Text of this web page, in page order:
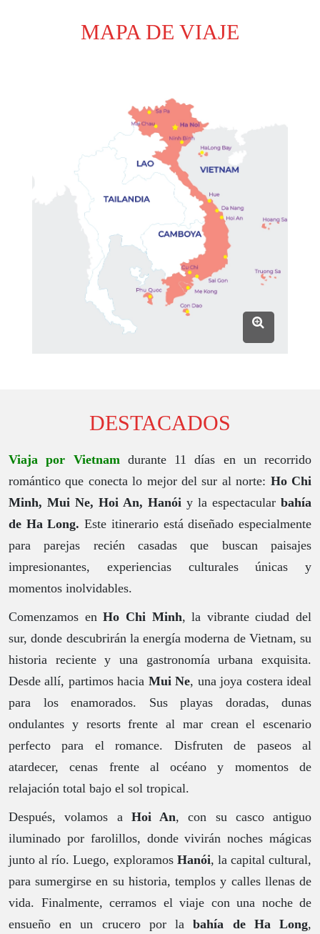
MAPA DE VIAJE
DESTACADOS
Viaja por Vietnamdurante 11 días en un recorrido
romántico que conecta lo mejor del sur al norte: Ho Chi
Minh, Mui Ne, Hoi An, Hanói y la espectacular bahía
de Ha Long. Este itinerario está diseñado especialmente
para parejas recién casadas que buscan paisajes
impresionantes, experiencias culturales únicas y
momentos inolvidables.
Comenzamos enHo Chi Minh, la vibrante ciudad del
sur, donde descubrirán la energía moderna de Vietnam, su
historia reciente y una gastronomía urbana exquisita.
Desde allí, partimos hacia Mui Ne, una joya costera ideal
para los enamorados. Sus playas doradas, dunas
ondulantes y resorts frente al mar crean el escenario
perfecto para el romance. Disfruten de paseos al
atardecer, cenas frente al océano y momentos de
relajación total bajo el sol tropical.
Después, volamos a Hoi An, con su casco antiguo
iluminado por farolillos, donde vivirán noches mágicas
junto al río. Luego, exploramos Hanói, la capital cultural,
para sumergirse en su historia, templos y calles llenas de
vida. Finalmente, cerramos el viaje con una noche de
ensueño en un crucero por labahía de Ha Long,